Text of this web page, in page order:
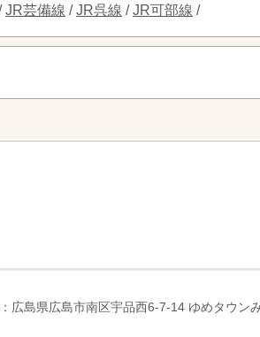
JR芸備線 /JR呉線 /JR可部線 /
広島県広島市南区宇品西6-7-14 ゆめタウン